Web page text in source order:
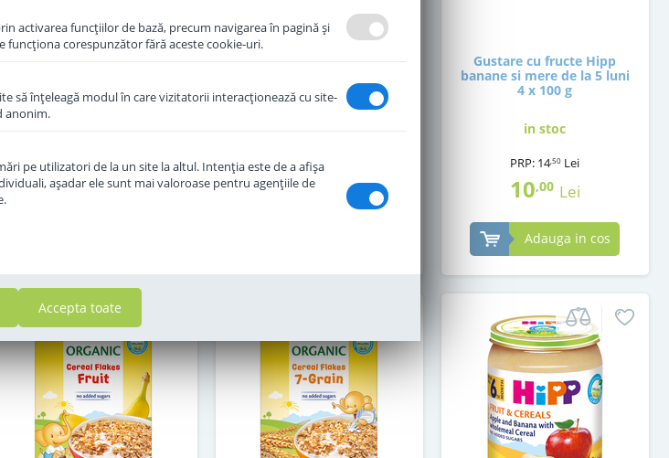
la 4 luni 200 g
16,00 Lei
luni 320 g
17,50 Lei
Gustare cu fructe Hipp
banane si mere de la 5 luni
4 x 100 g
in stoc
PRP: 14,50 Lei
10,00 Lei
Adauga in cos
activarea funcţiilor de bază, precum navigarea în pagină şi
funcţiona corespunzător fără aceste cookie-uri.
să înţeleagă modul în care vizitatorii interacţionează cu site-
anonim.
pe utilizatori de la un site la altul. Intenţia este de a afişa
aşadar ele sunt mai valoroase pentru agenţiile de
Accepta toate